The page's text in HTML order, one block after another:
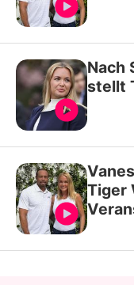
Nach
stellt
Tiger